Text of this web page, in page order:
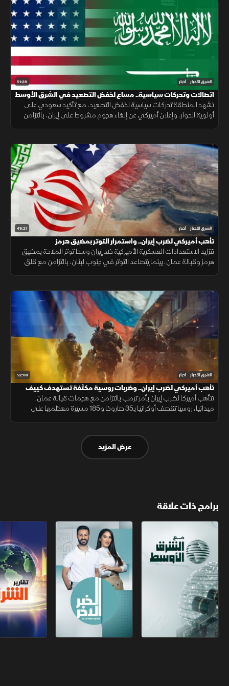
51:28 الشرق للأخبار أخبار
اتصالات وتحركات سياسية.. مساع لخفض التصعيد في الشرق الأوسط
تشهد المنطقة تحركات سياسية لخفض التصعيد، مع تأكيد سعودي على
أولوية الحوار، وإعلان أميركي عن إلغاء هجوم مشروط على إيران، بالتزامن
49:21 الشرق للأخبار أخبار
تأهب أميركي لضرب إيران.. واستمرار التوتر بمضيق هرمز
تتزايد الاستعدادات العسكرية الأميركية ضد إيران وسط توتر الملاحة بمضيق
هرمز وقبالة عمان، بينما يتصاعد التوتر في جنوب لبنان، بالتزامن مع قلق
52:38 الشرق للأخبار أخبار
تأهب أميركي لضرب إيران.. وضربات روسية مكثفة تستهدف كييف
تتأهب أميركا لضرب إيران بأمر ترمب بالتزامن مع هجمات قبالة عمان.
ميدانيا، روسيا تقصف أوكرانيا بـ35 صاروخا و185 مسيرة معظمها على
عرض المزيد
برامج ذات علاقة
مع الشرق الأوسط الخبر الآخر تقارير الشرق